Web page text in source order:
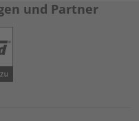
und Partner